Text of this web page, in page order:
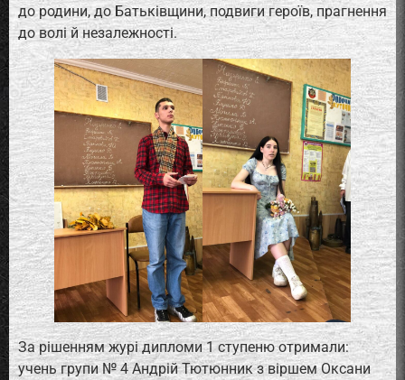
до родини, до Батьківщини, подвиги героїв, прагнення
до волі й незалежності.
За рішенням журі дипломи 1 ступеню отримали:
учень групи № 4 Андрій Тютюнник з віршем Оксани